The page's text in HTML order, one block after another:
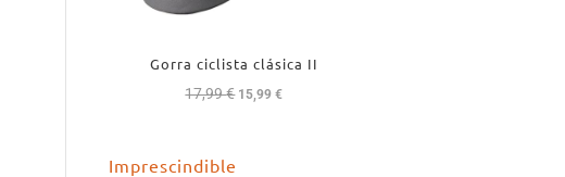
Gorra ciclista clásica II
17,99€ El
15,99€El
Imprescindible